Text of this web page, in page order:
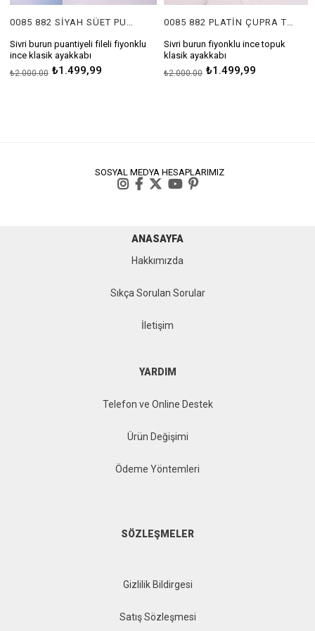
0085 882 SİYAH SÜET PUANTİYE
Sivri burun puantiyeli fileli fiyonklu
ince klasik ayakkabı
Topuk Boyu 6 Cm
₺1.499,99
₺2.000,00
0085 882 PLATİN ÇUPRA TORO
Sivri burun fiyonklu ince topuk
klasik ayakkabı
Topuk Boyu 6 Cm
₺1.499,99
₺2.000,00
SOSYAL MEDYA HESAPLARIMIZ
ANASAYFA
Hakkımızda
Sıkça Sorulan Sorular
İletişim
YARDIM
Telefon ve Online Destek
Ürün Değişimi
Ödeme Yöntemleri
SÖZLEŞMELER
Gizlilik Bildirgesi
Satış Sözleşmesi